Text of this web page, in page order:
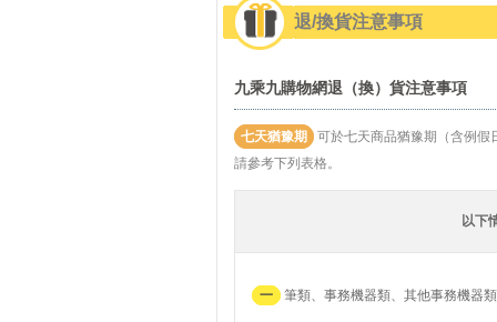
退/換貨注意事項
九乘九購物網退（換）貨注意事項
七天猶豫期
可於七天商品猶豫期（含例假
請參考下列表格。
以下
一 筆類、事務機器類、其他事務機器